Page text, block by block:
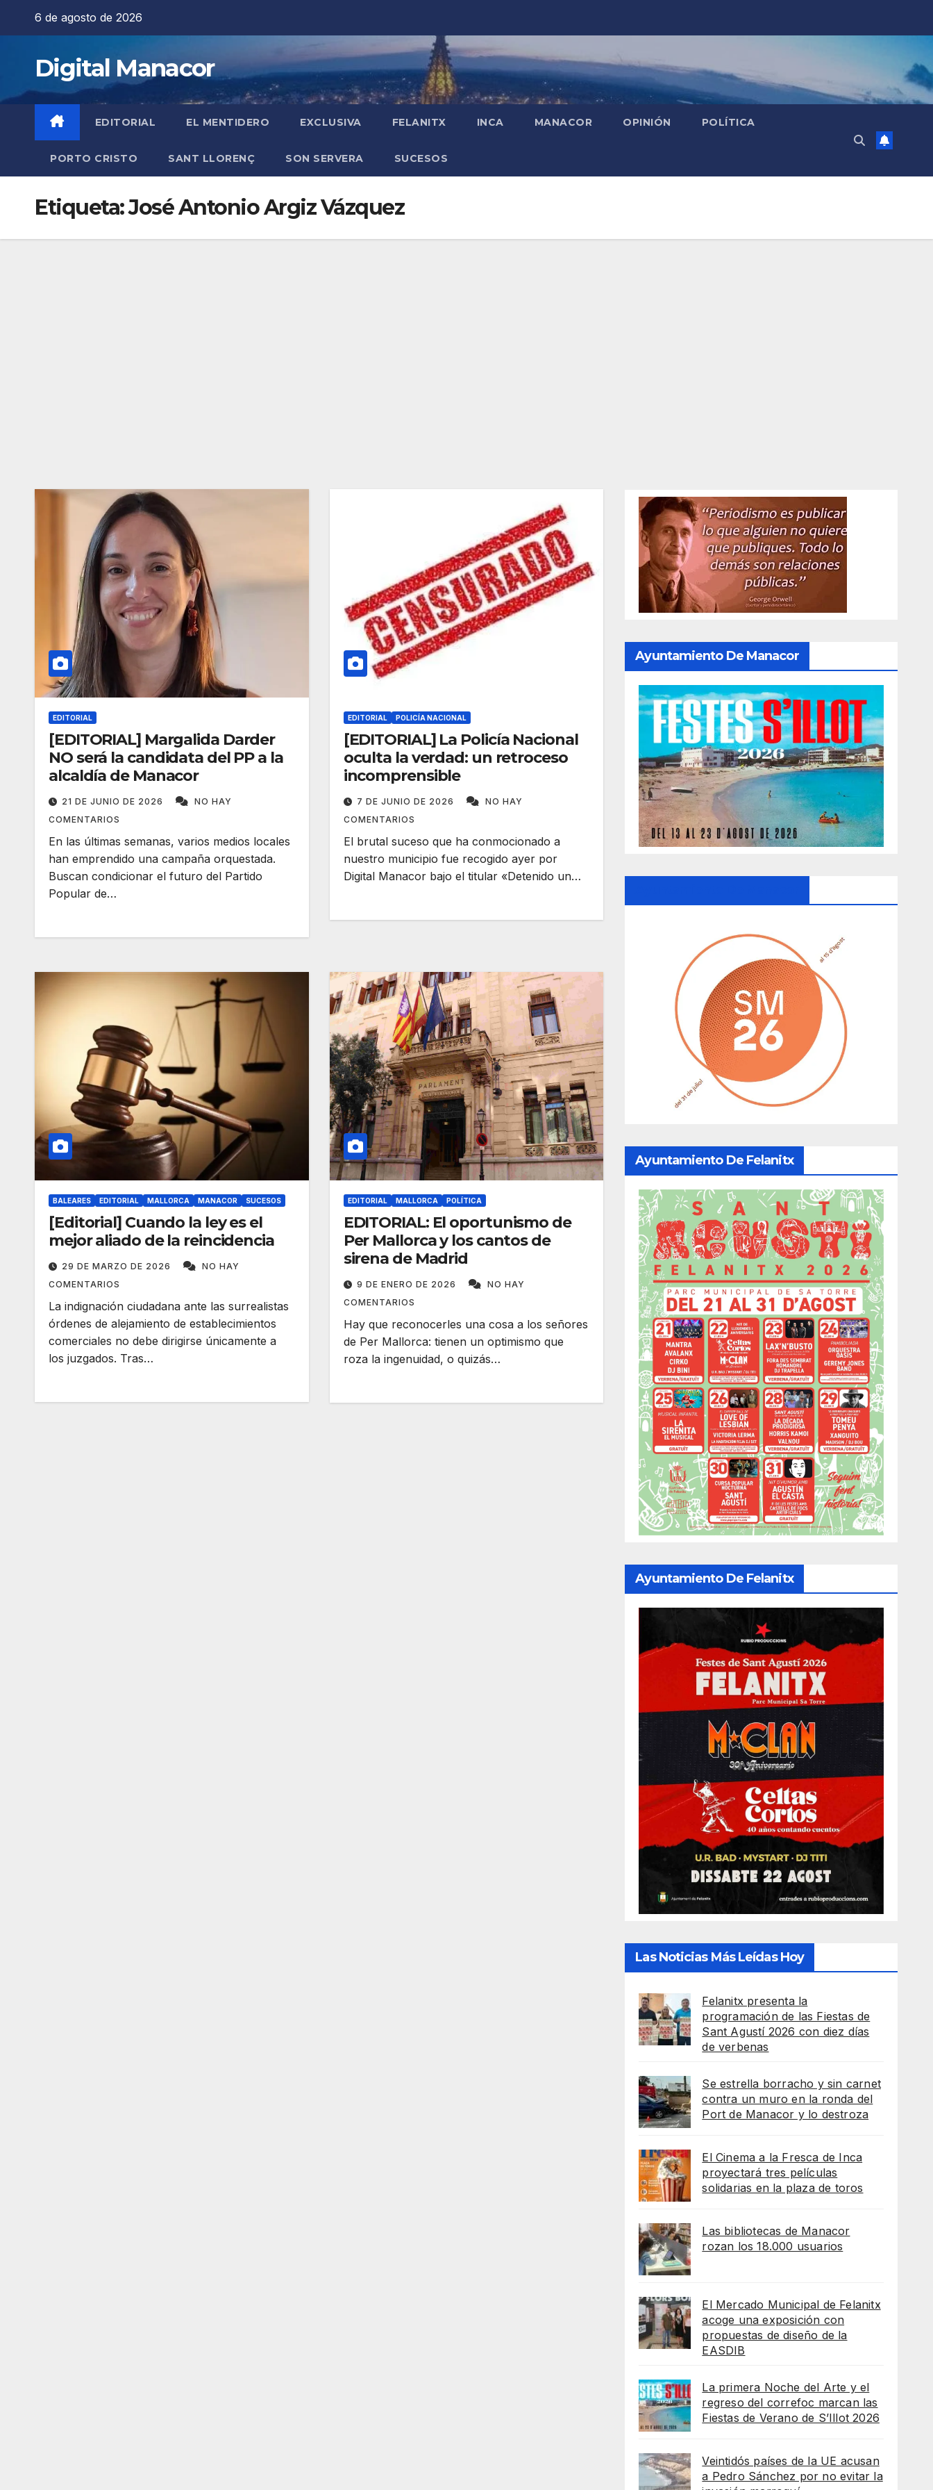
6 de agosto de 2026
Digital Manacor
EDITORIAL EL MENTIDERO EXCLUSIVA FELANITX INCA MANACOR OPINIÓN POLÍTICA
PORTO CRISTO SANT LLORENÇ SON SERVERA SUCESOS
Etiqueta:José Antonio Argiz Vázquez
EDITORIAL
[EDITORIAL] Margalida Darder
NO será la candidata del PP a la
alcaldía de Manacor
21 DE JUNIO DE 2026
NO HAY
COMENTARIOS
En las últimas semanas, varios medios locales
han emprendido una campaña orquestada.
Buscan condicionar el futuro del Partido
Popular de…
EDITORIAL POLICÍA NACIONAL
[EDITORIAL] La Policía Nacional
oculta la verdad: un retroceso
incomprensible
7 DE JUNIO DE 2026
NO HAY
COMENTARIOS
El brutal suceso que ha conmocionado a
nuestro municipio fue recogido ayer por
Digital Manacor bajo el titular «Detenido un…
BALEARES EDITORIAL MALLORCA MANACOR SUCESOS
[Editorial] Cuando la ley es el
mejor aliado de la reincidencia
29 DE MARZO DE 2026
NO HAY
COMENTARIOS
La indignación ciudadana ante las surrealistas
órdenes de alejamiento de establecimientos
comerciales no debe dirigirse únicamente a
los juzgados. Tras…
EDITORIAL MALLORCA POLÍTICA
EDITORIAL: El oportunismo de
Per Mallorca y los cantos de
sirena de Madrid
9 DE ENERO DE 2026
NO HAY
COMENTARIOS
Hay que reconocerles una cosa a los señores
de Per Mallorca: tienen un optimismo que
roza la ingenuidad, o quizás…
Ayuntamiento De Manacor
Ayuntamiento De Felanitx
Ayuntamiento De Felanitx
Las Noticias Más Leídas Hoy
Felanitx presenta la
programación de las Fiestas de
Sant Agustí 2026 con diez días
de verbenas
Se estrella borracho y sin carnet
contra un muro en la ronda del
Port de Manacor y lo destroza
El Cinema a la Fresca de Inca
proyectará tres películas
solidarias en la plaza de toros
Las bibliotecas de Manacor
rozan los 18.000 usuarios
El Mercado Municipal de Felanitx
acoge una exposición con
propuestas de diseño de la
EASDIB
La primera Noche del Arte y el
regreso del correfoc marcan las
Fiestas de Verano de S’Illot 2026
Veintidós países de la UE acusan
a Pedro Sánchez por no evitar la